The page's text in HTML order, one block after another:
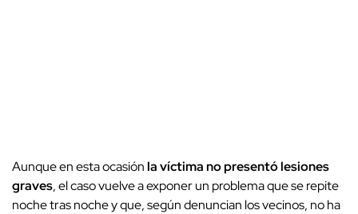
Aunque en esta ocasiónla víctima no presentó lesiones
graves, el caso vuelve a exponer un problema que se repite
noche tras noche y que, según denuncian los vecinos, no ha